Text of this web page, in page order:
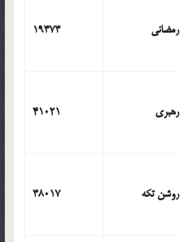
رمضانی 19373
رهبری 41021
روشن تکه 38017